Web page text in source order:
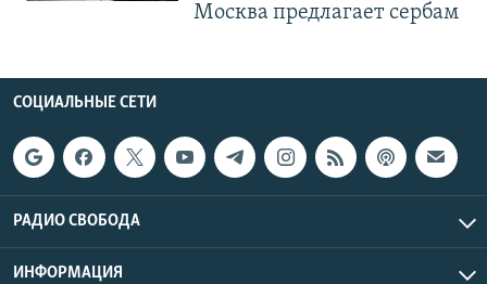
Москва предлагает сербам
СОЦИАЛЬНЫЕ СЕТИ
РАДИО СВОБОДА
ИНФОРМАЦИЯ